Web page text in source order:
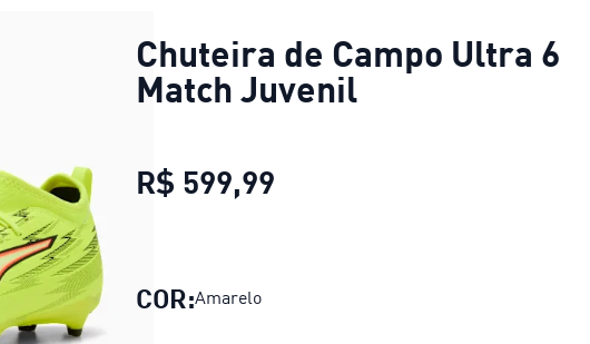
Chuteira de Campo Ultra 6
Match Juvenil
R$ 599,99
COR:Amarelo